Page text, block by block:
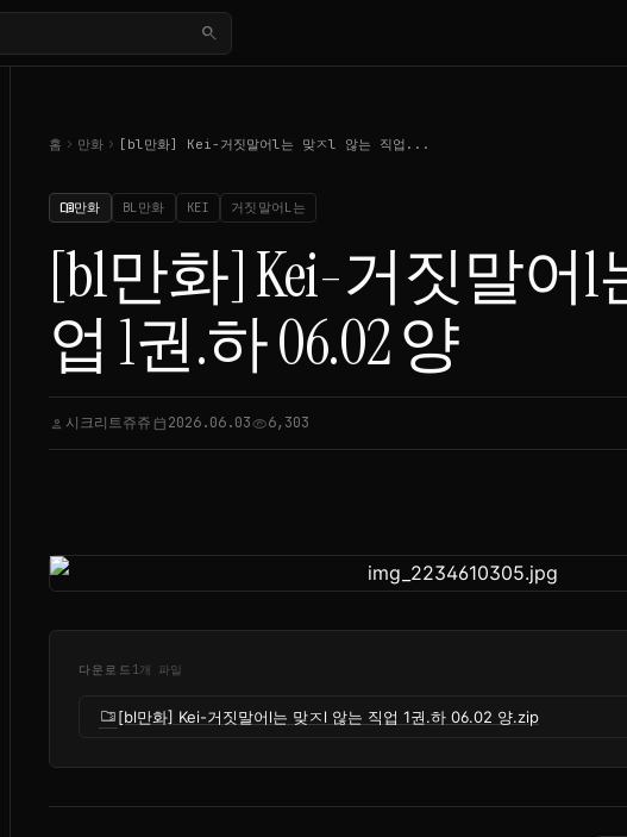
search
홈 chevron_right 만화 chevron_right [bl만화] Kei-거짓말어l는 맞ㅈl 않는 직업...
menu_book만화 BL만화 KEI 거짓말어L는
[bl만화] Kei-거짓말어l
업 1권.하 06.02 양
person 시크리트쥬쥬 calendar_today2026.06.03visibility6,303
다운로드 1개 파일
folder_zip[bl만화] Kei-거짓말어l는 맞ㅈl 않는 직업 1권.하 06.02 양.zip